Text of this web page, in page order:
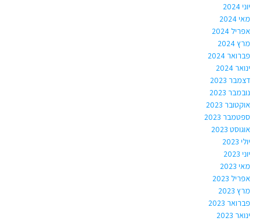
יוני 2024
מאי 2024
אפריל 2024
מרץ 2024
פברואר 2024
ינואר 2024
דצמבר 2023
נובמבר 2023
אוקטובר 2023
ספטמבר 2023
אוגוסט 2023
יולי 2023
יוני 2023
מאי 2023
אפריל 2023
מרץ 2023
פברואר 2023
ינואר 2023